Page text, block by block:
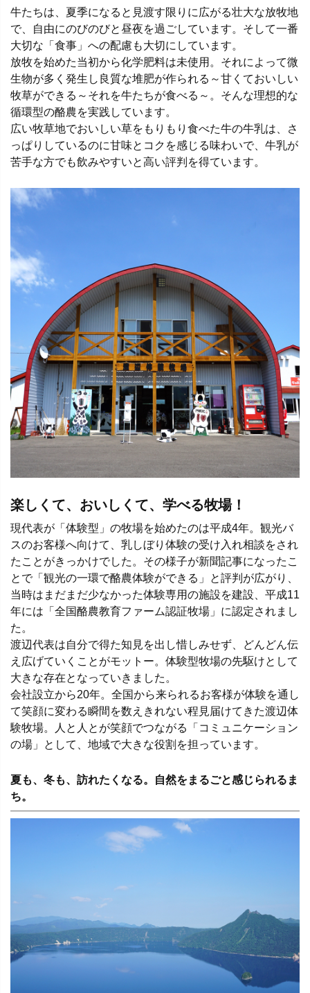
牛たちは、夏季になると見渡す限りに広がる壮大な放牧地
で、自由にのびのびと昼夜を過ごしています。そして一番
大切な「食事」への配慮も大切にしています。
放牧を始めた当初から化学肥料は未使用。それによって微
生物が多く発生し良質な堆肥が作られる～甘くておいしい
牧草ができる～それを牛たちが食べる～。そんな理想的な
循環型の酪農を実践しています。
広い牧草地でおいしい草をもりもり食べた牛の牛乳は、さ
っぱりしているのに甘味とコクを感じる味わいで、牛乳が
苦手な方でも飲みやすいと高い評判を得ています。
楽しくて、おいしくて、学べる牧場！
現代表が「体験型」の牧場を始めたのは平成4年。観光バ
スのお客様へ向けて、乳しぼり体験の受け入れ相談をされ
たことがきっかけでした。その様子が新聞記事になったこ
とで「観光の一環で酪農体験ができる」と評判が広がり、
当時はまだまだ少なかった体験専用の施設を建設、平成11
年には「全国酪農教育ファーム認証牧場」に認定されまし
た。
渡辺代表は自分で得た知見を出し惜しみせず、どんどん伝
え広げていくことがモットー。体験型牧場の先駆けとして
大きな存在となっていきました。
会社設立から20年。全国から来られるお客様が体験を通し
て笑顔に変わる瞬間を数えきれない程見届けてきた渡辺体
験牧場。人と人とが笑顔でつながる「コミュニケーション
の場」として、地域で大きな役割を担っています。
夏も、冬も、訪れたくなる。自然をまるごと感じられるま
ち。